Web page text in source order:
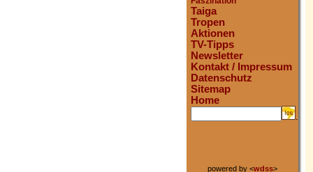
Taiga
Tropen
Aktionen
TV-Tipps
Newsletter
Kontakt / Impressum
Datenschutz
Sitemap
Home
.
powered by <wdss>